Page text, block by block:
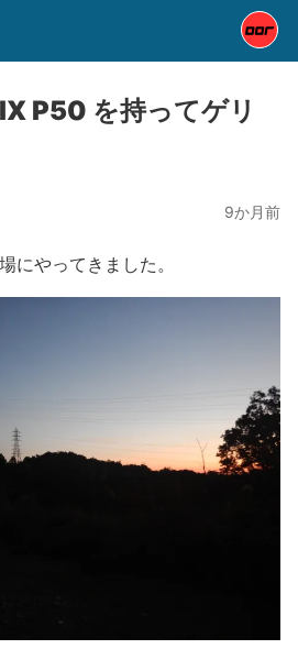
P50 を持ってゲリ
9か月前
にやってきました。